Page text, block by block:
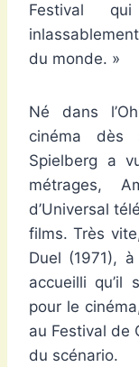
Festival
du monde. »
Né dans
cinéma dès
Spielberg a
métrages,
d’Universal
films. Très
Duel (1971),
accueilli qu’il
pour le
au Festival de
du scénario.